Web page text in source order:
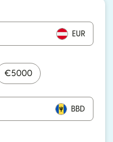
EUR
€5000
BBD